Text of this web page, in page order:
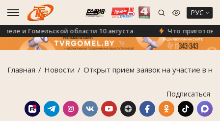
РУС
и Гомельской области 10 августа Что приготовил
Главная Новости Открыт прием заявок на участие в
Подписаться